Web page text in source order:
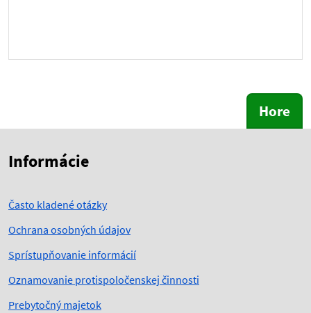
Hore
Informácie
Často kladené otázky
Ochrana osobných údajov
Sprístupňovanie informácií
Oznamovanie protispoločenskej činnosti
Prebytočný majetok